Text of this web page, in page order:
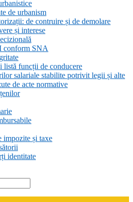
de urbanism
de contruire și de demolare
și interese
conform SNA
listă funcții de conducere
salariale stabilite potrivit legii și alte
de acte normative
impozite și taxe
identitate